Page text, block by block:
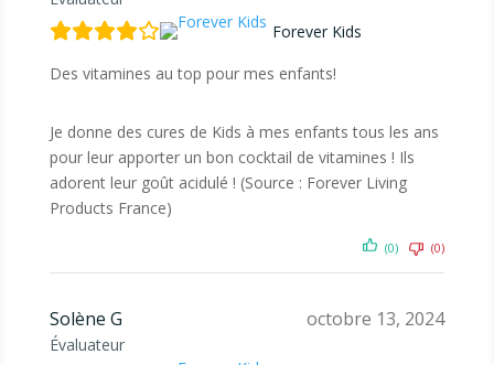
Forever Kids
Des vitamines au top pour mes enfants!
Je donne des cures de Kids à mes enfants tous les ans
pour leur apporter un bon cocktail de vitamines ! Ils
adorent leur goût acidulé ! (Source : Forever Living
Products France)
(0) (0)
Solène G
Évaluateur
octobre 13, 2024